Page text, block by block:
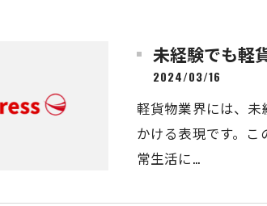
未経験でも軽
2024/03/16
軽貨物業界には、
かける表現です。
常生活に…